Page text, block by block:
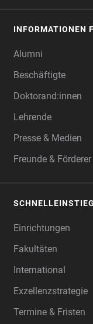
INFORMATIONEN
Alumni
Beschäftigte
Doktorand:innen
Lehrende
Presse & Medien
Freunde & Förderer
SCHNELLEINSTIEG
Einrichtungen
Fakultäten
International
Exzellenzstrategie
Termine & Fristen